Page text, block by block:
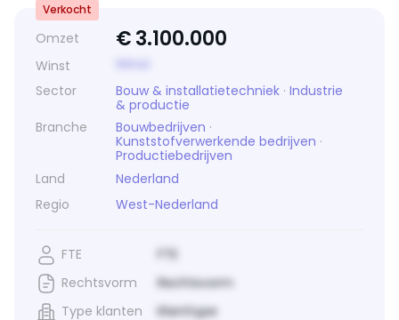
Omzet €3.100.000
Winst
Sector
Bouw & installatietechniek · Industrie
& productie
Branche
Bouwbedrijven ·
Kunststofverwerkende bedrijven ·
Productiebedrijven
Land
Nederland
Regio
West-Nederland
Verkocht
FTE
FTE
Rechtsvorm
Rechtsvorm
Type klanten
Klanttype